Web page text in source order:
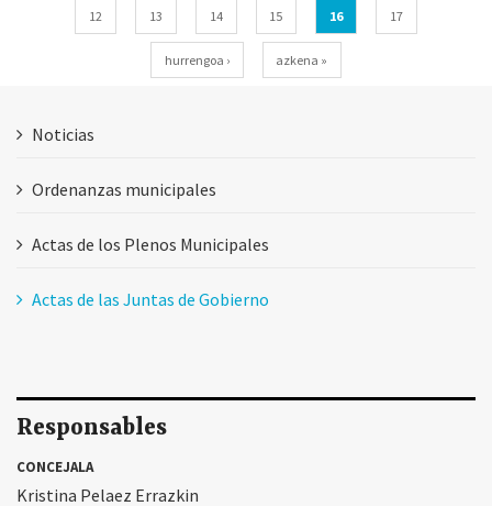
12 13 14 15 16 17
hurrengoa › azkena »
Noticias
Ordenanzas municipales
Actas de los Plenos Municipales
Actas de las Juntas de Gobierno
Responsables
CONCEJALA
Kristina Pelaez Errazkin